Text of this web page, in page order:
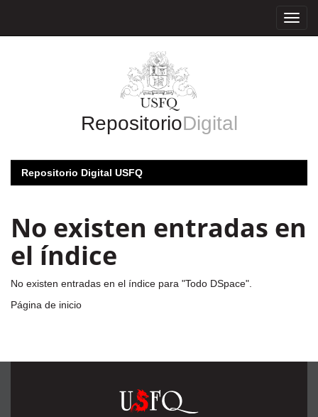
RepositorioDigital
Repositorio Digital USFQ
No existen entradas en
el índice
No existen entradas en el índice para "Todo DSpace".
Página de inicio